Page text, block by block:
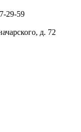
29-59
д. 72